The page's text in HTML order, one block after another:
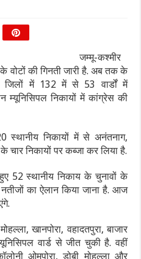
जम्मू-कश्मीर
वोटों की गिनती जारी है. अब तक के
जिलों में 132 में से 53 वार्डों में
म्यूनिसिपल निकायों में कांग्रेस की
स्थानीय निकायों में से अनंतनाग,
चार निकायों पर कब्जा कर लिया है.
52 स्थानीय निकाय के चुनावों के
का ऐलान किया जाना है. आज
खानपोरा, वहादतपुरा, बाजार
वार्ड से जीत चुकी है. वहीं
ओमपोरा, डोबी मोहल्ला और